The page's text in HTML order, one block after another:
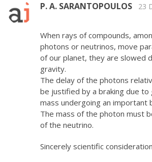
P. A. SARANTOPOULOS 23
When rays of compounds,
photons or neutrinos, move
of our planet, they are slowed
gravity.
The delay of the photons
be justified by a braking due
mass undergoing an important
The mass of the photon must
of the neutrino.
Sincerely scientific